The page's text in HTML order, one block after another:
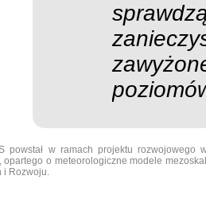
powstał w ramach projektu rozwojowego
o meteorologiczne modele
i Rozwoju.